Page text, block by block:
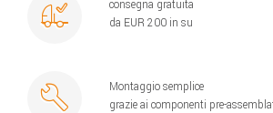
consegna gratuita
da EUR 200 in su
Montaggio semplice
grazie ai componenti pre-